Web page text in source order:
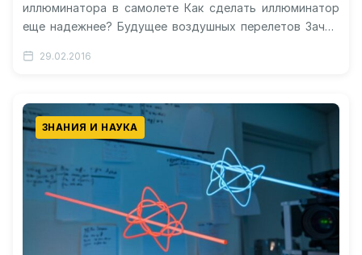
иллюминатора в самолете Как сделать иллюминатор
еще надежнее? Будущее воздушных перелетов Зачем
иллюминаторе…
29.02.2016
ЗНАНИЯ И НАУКА